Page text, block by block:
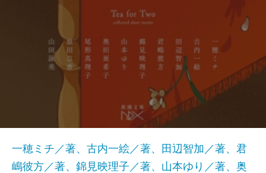
一穂ミチ／著、古内一絵／著、田辺智加／著、君
嶋彼方／著、錦見映理子／著、山本ゆり／著、奥